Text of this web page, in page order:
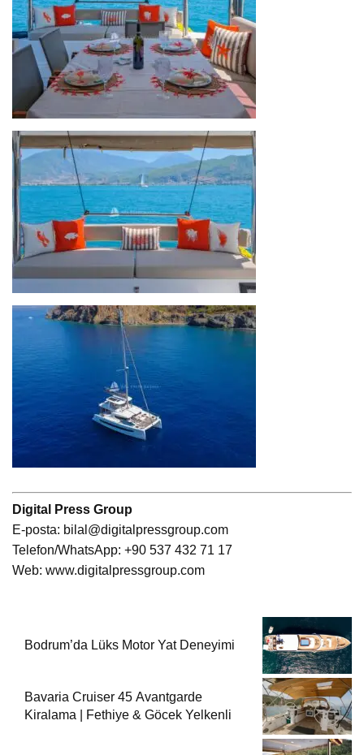
Digital Press Group
E-posta: bilal@digitalpressgroup.com
Telefon/WhatsApp: +90 537 432 71 17
Web: www.digitalpressgroup.com
Bodrum’da Lüks Motor Yat Deneyimi
Bavaria Cruiser 45 Avantgarde
Kiralama | Fethiye & Göcek Yelkenli